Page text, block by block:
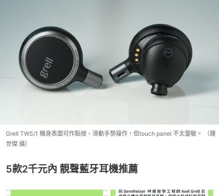
Grell TWS/1 機身表面可作點按、滑動手勢操作，但touch panel 不太靈敏。 （鍾
世傑 攝）
5款2千元內 靚聲藍牙耳機推薦